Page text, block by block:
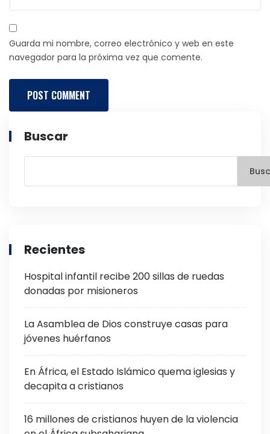
Guarda mi nombre, correo electrónico y web en este
navegador para la próxima vez que comente.
Buscar
Recientes
Hospital infantil recibe 200 sillas de ruedas
donadas por misioneros
La Asamblea de Dios construye casas para
jóvenes huérfanos
En África, el Estado Islámico quema iglesias y
decapita a cristianos
16 millones de cristianos huyen de la violencia